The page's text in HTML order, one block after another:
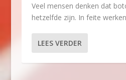
Veel mensen denken dat
hetzelfde zijn. In feite
LEES VERDER